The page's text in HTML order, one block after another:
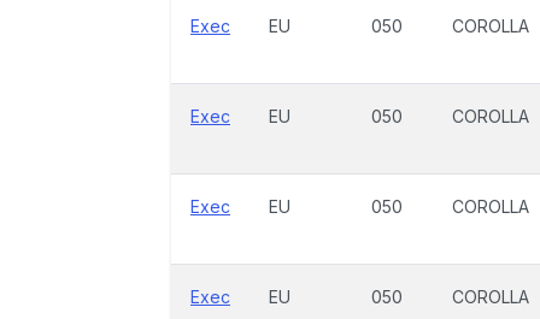
Exec EU 050 COROLLA
Exec EU 050 COROLLA
Exec EU 050 COROLLA
Exec EU 050 COROLLA